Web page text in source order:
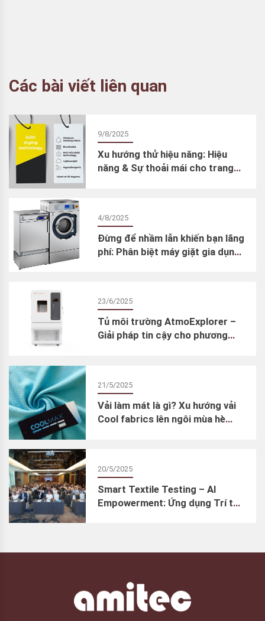
Các bài viết liên quan
9/8/2025
Xu hướng thử hiệu năng: Hiệu
năng & Sự thoải mái cho trang
4/8/2025
Đừng để nhầm lẫn khiến bạn lãng
phí: Phân biệt máy giặt gia dụng
23/6/2025
Tủ môi trường AtmoExplorer –
Giải pháp tin cậy cho phương
21/5/2025
Vải làm mát là gì? Xu hướng vải
Cool fabrics lên ngôi mùa hè
20/5/2025
Smart Textile Testing – AI
Empowerment: Ứng dụng Trí tuệ